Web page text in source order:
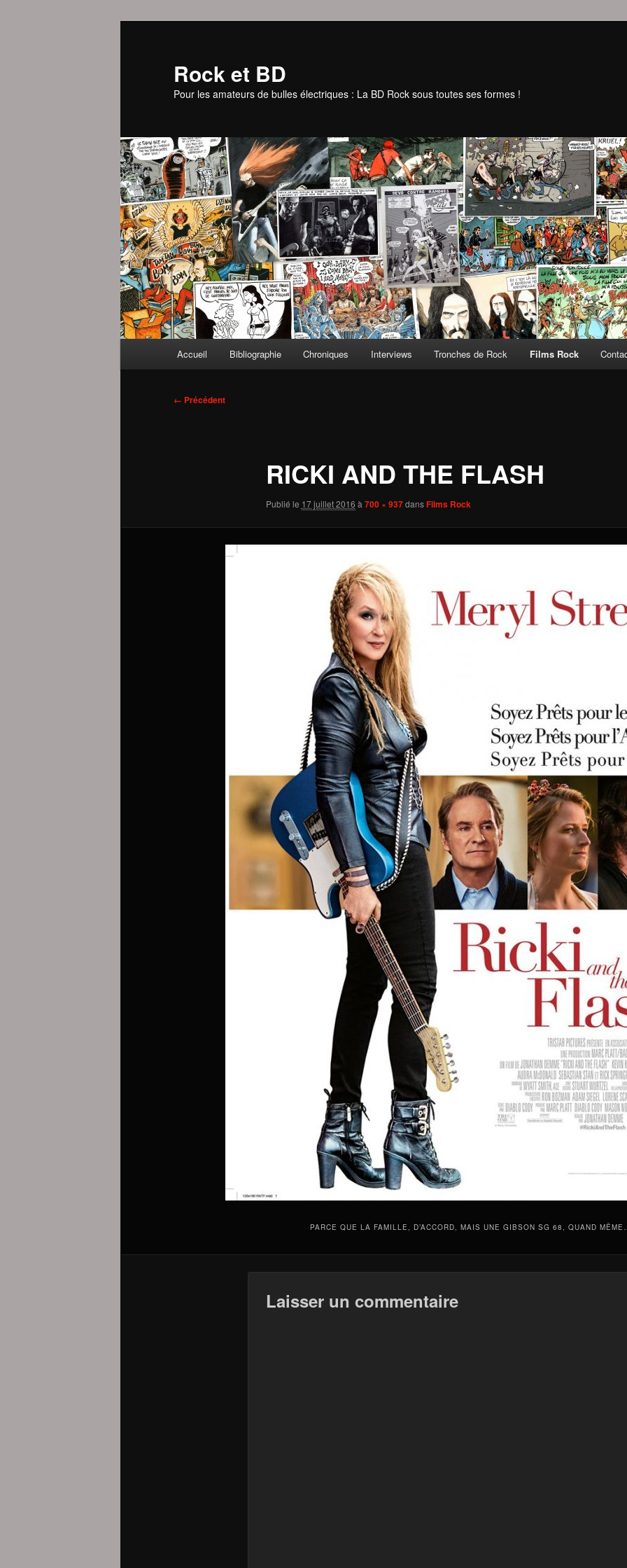
Rock et BD
Pour les amateurs de bulles électriques : La BD Rock sous toutes ses formes !
Accueil Bibliographie Chroniques Interviews Tronches de Rock Films Rock
Navigation
← Précédent
RICKI AND THE FLASH
Publié le 17 juillet 2016 à 700 × 937dansFilms Rock
PARCE QUE LA FAMILLE, D’ACCORD, MAIS UNE GIBSON SG 68, QUAND
Laisser un commentaire